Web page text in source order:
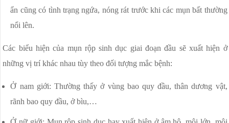
ẩn cũng có tình trạng ngứa, nóng rát trước khi các mụn bất thường
nổi lên.
Các biểu hiện của mụn rộp sinh dục giai đoạn đầu sẽ xuất hiện ở
những vị trí khác nhau tùy theo đối tượng mắc bệnh:
Ở nam giới: Thường thấy ở vùng bao quy đầu, thân dương vật,
rãnh bao quy đầu, ở bìu,…